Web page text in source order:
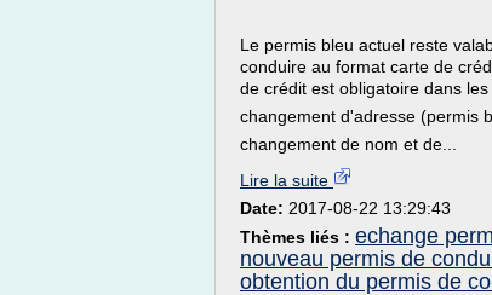
Le permis bleu actuel reste
conduire au format carte de
de crédit est obligatoire dans
changement d'adresse (permis
changement de nom et de...
Lire la suite
Date: 2017-08-22 13:29:43
Thèmes liés : echange
nouveau permis de
obtention du permis de